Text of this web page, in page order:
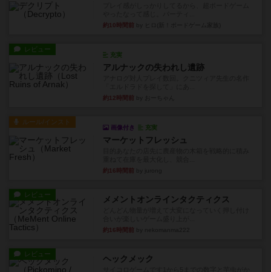
約10時間前
レビュー
充実
アルナックの失われし遺跡
約12時間前
ルール/インスト
画像付き 充実
マーケットフレッシュ
約16時間前
レビュー メメントオンラインタクティクス
約16時間前
レビュー ヘックメック